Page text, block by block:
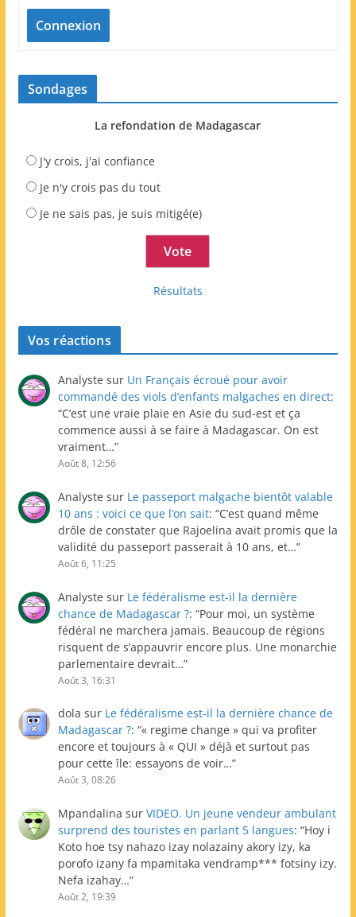
Connexion
Sondages
La refondation de Madagascar
J'y crois, j'ai confiance
Je n'y crois pas du tout
Je ne sais pas, je suis mitigé(e)
Résultats
Vos réactions
Analyste sur Un Français écroué pour avoir
commandé des viols d’enfants malgaches en direct:
“C’est une vraie plaie en Asie du sud-est et ça
commence aussi à se faire à Madagascar. On est
vraiment…”
Août 8, 12:56
Analyste sur Le passeport malgache bientôt valable
10 ans : voici ce que l’on sait: “C’est quand même
drôle de constater que Rajoelina avait promis que la
validité du passeport passerait à 10 ans, et…”
Août 6, 11:25
Analyste sur Le fédéralisme est-il la dernière
chance de Madagascar ?: “Pour moi, un système
fédéral ne marchera jamais. Beaucoup de régions
risquent de s’appauvrir encore plus. Une monarchie
parlementaire devrait…”
Août 3, 16:31
dola sur Le fédéralisme est-il la dernière chance de
Madagascar ?: “« regime change » qui va profiter
encore et toujours à « QUI » déjà et surtout pas
pour cette île: essayons de voir…”
Août 3, 08:26
Mpandalina sur VIDEO. Un jeune vendeur ambulant
surprend des touristes en parlant 5 langues: “Hoy i
Koto hoe tsy nahazo izay nolazainy akory izy, ka
porofo izany fa mpamitaka vendramp*** fotsiny izy.
Nefa izahay…”
Août 2, 19:39